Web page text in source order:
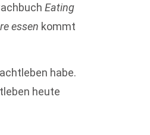
Eating
essen kommt
habe.
heute